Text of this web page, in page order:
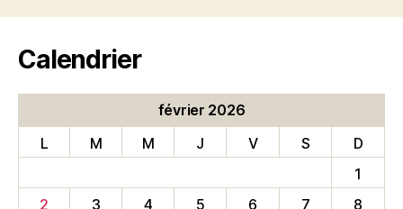
Calendrier
février 2026
L
M M J V S
D
1
2
3 4 5 6 7
8